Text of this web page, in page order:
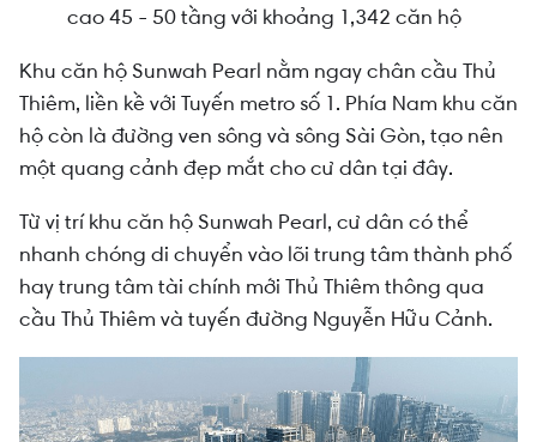
cao 45 - 50 tầng với khoảng 1,342 căn hộ
Khu căn hộ Sunwah Pearl nằm ngay chân cầu Thủ
Thiêm, liền kề với Tuyến metro số 1. Phía Nam khu căn
hộ còn là đường ven sông và sông Sài Gòn, tạo nên
một quang cảnh đẹp mắt cho cư dân tại đây.
Từ vị trí khu căn hộ Sunwah Pearl, cư dân có thể
nhanh chóng di chuyển vào lõi trung tâm thành phố
hay trung tâm tài chính mới Thủ Thiêm thông qua
cầu Thủ Thiêm và tuyến đường Nguyễn Hữu Cảnh.